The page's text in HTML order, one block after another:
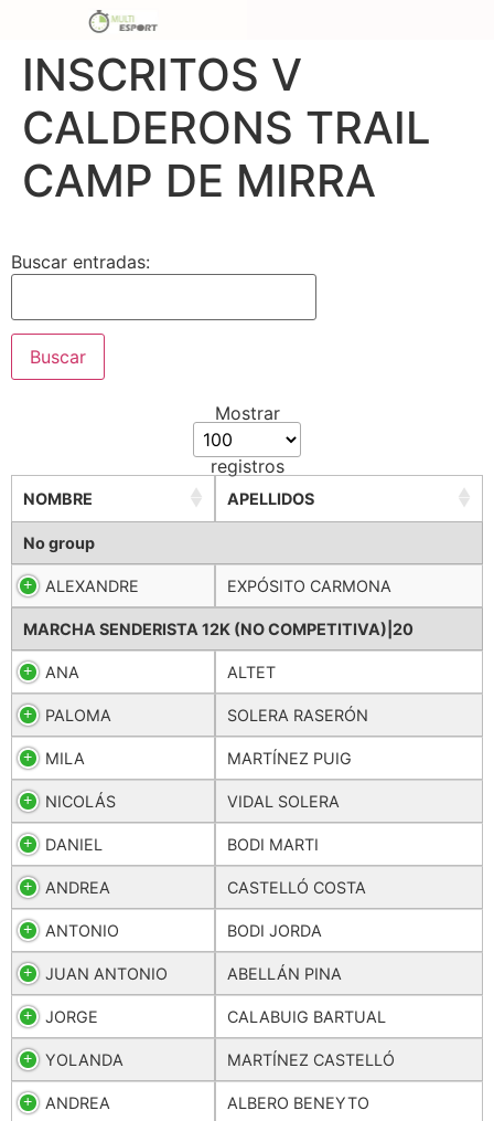
INSCRITOS V
CALDERONS TRAIL
CAMP DE MIRRA
Buscar entradas:
Mostrar
registros
NOMBRE APELLIDOS
No group
ALEXANDRE EXPÓSITO CARMONA
MARCHA SENDERISTA 12K (NO COMPETITIVA)|20
ANA ALTET
PALOMA SOLERA RASERÓN
MILA MARTÍNEZ PUIG
NICOLÁS VIDAL SOLERA
DANIEL BODI MARTI
ANDREA CASTELLÓ COSTA
ANTONIO BODI JORDA
JUAN ANTONIO ABELLÁN PINA
JORGE CALABUIG BARTUAL
YOLANDA MARTÍNEZ CASTELLÓ
ANDREA ALBERO BENEYTO